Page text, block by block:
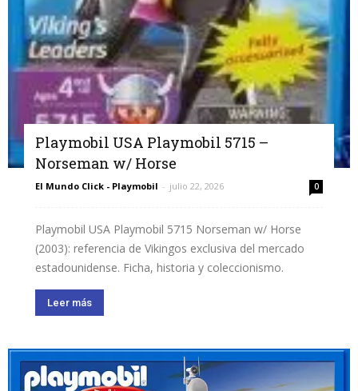
Playmobil USA Playmobil 5715 –
Norseman w/ Horse
El Mundo Click - Playmobil - julio 22, 2026 0
Playmobil USA Playmobil 5715 Norseman w/ Horse
(2003): referencia de Vikingos exclusiva del mercado
estadounidense. Ficha, historia y coleccionismo.
Leer más